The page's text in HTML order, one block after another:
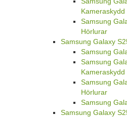
Kameraskydd
Samsung
Hörlurar
Samsung Galaxy
Samsung
Samsung
Kameraskydd
Samsung
Hörlurar
Samsung
Samsung Galaxy